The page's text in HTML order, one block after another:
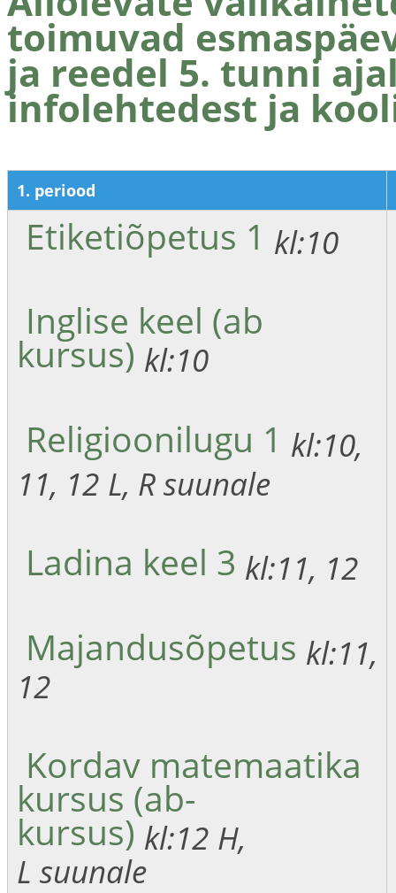
toimuvad
ja reedel 5. tunni
infolehtedest ja
1. periood
Etiketiõpetus 1 kl:10
Inglise keel (ab
kursus) kl:10
Religioonilugu 1 kl:10,
11, 12 L, R suunale
Ladina keel 3 kl:11, 12
Majandusõpetus kl:11,
12
Kordav matemaatika
kursus (ab-
kursus) kl:12 H,
L suunale